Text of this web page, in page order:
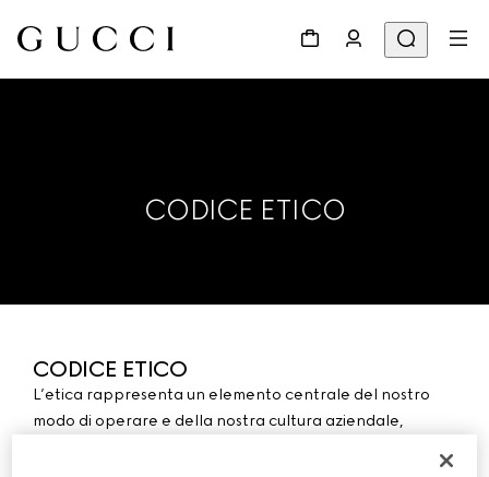
CODICE ETICO
CODICE ETICO
L’etica rappresenta un elemento centrale del nostro
modo di operare e della nostra cultura aziendale,